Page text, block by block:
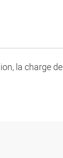
la charge